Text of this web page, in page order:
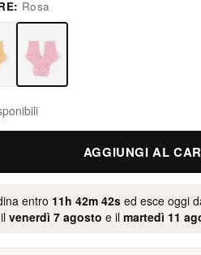
Rosa
AGGIUNGI AL
entro 11h 42m 41s ed esce oggi
ilvenerdì 7 agosto e ilmartedì 11